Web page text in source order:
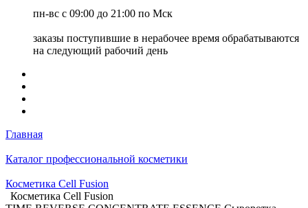
пн-вс с 09:00 до 21:00 по Мск
заказы поступившие в нерабочее время обрабатываются
на следующий рабочий день
Главная
Каталог профессиональной косметики
Косметика Cell Fusion
Косметика Cell Fusion